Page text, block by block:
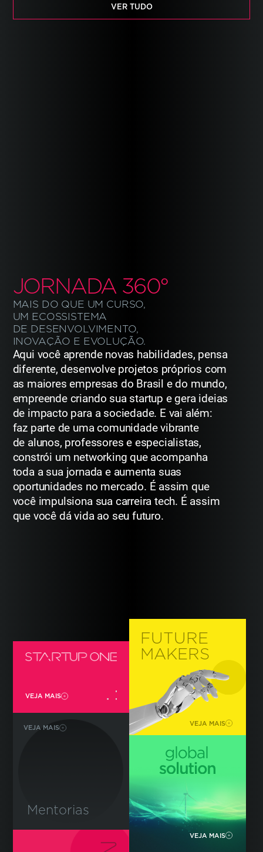
VER TUDO
JORNADA 360°
MAIS DO QUE UM CURSO,
UM ECOSSISTEMA
DE DESENVOLVIMENTO,
INOVAÇÃO E EVOLUÇÃO.
Aqui você aprende novas habilidades, pensa
diferente, desenvolve projetos próprios com
as maiores empresas do Brasil e do mundo,
empreende criando sua startup e gera ideias
de impacto para a sociedade. E vai além:
faz parte de uma comunidade vibrante
de alunos, professores e especialistas,
constrói um networking que acompanha
todaa sua jornada e aumenta suas
oportunidades no mercado. É assim que
você impulsiona sua carreira tech. É assim
que você dá vida ao seu futuro.
VEJA MAIS
VEJA MAIS
Mentorias
FUTURE
MAKERS
VEJA MAIS
VEJA MAIS